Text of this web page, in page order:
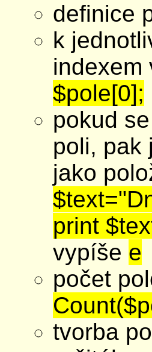
definice
k
indexem
$pole[0];
pokud
poli, pak
jako
print
vypíše e
počet
tvorba